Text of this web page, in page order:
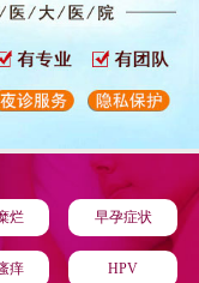
烂 早孕症状
痒 HPV